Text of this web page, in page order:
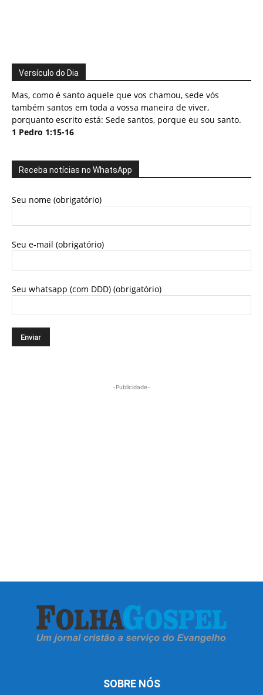
Versículo do Dia
Mas, como é santo aquele que vos chamou, sede vós
também santos em toda a vossa maneira de viver,
porquanto escrito está: Sede santos, porque eu sou santo.
1 Pedro 1:15-16
Receba notícias no WhatsApp
Seu nome (obrigatório)
Seu e-mail (obrigatório)
Seu whatsapp (com DDD) (obrigatório)
-Publicidade-
SOBRE NÓS